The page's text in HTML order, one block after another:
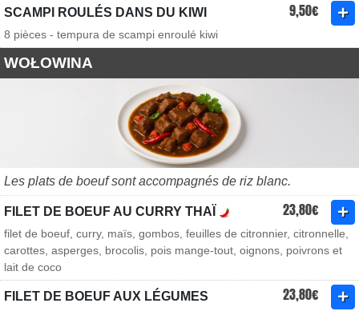
SCAMPI ROULÉS DANS DU KIWI 9,50€
8 pièces - tempura de scampi enroulé kiwi
WOŁOWINA
Les plats de boeuf sont accompagnés de riz blanc.
FILET DE BOEUF AU CURRY THAÏ 23,80€
filet de boeuf, curry, maïs, gombos, feuilles de citronnier, citronnelle,
carottes, asperges, brocolis, pois mange-tout, oignons, poivrons et
lait de coco
FILET DE BOEUF AUX LÉGUMES 23,80€